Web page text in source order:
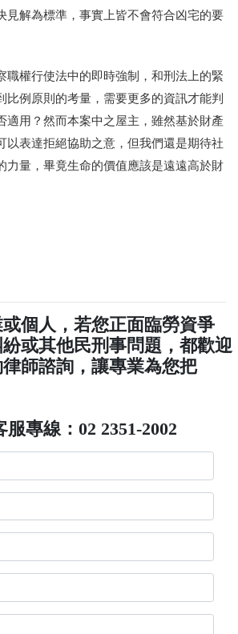
見解為標準，事實上皆不會符合凶宅的要
職權行使法中的即時強制，和刑法上的緊
比例原則的考量，需要更多的資訊才能判
適用？然而本案中之屋主，雖然基於財產
以表達拒絕協助之意，但我們還是期待社
力量，畢竟生命的價值應該是遠遠高於財
或個人，若您正面臨勞資爭
或其他民刑事問題，都歡迎
師諮詢，讓專業為您把
專線：02 2351-2002